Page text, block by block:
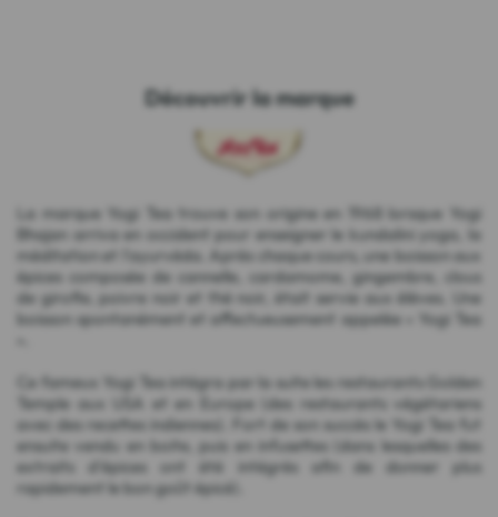
Découvrir la marque
La marque Yogi Tea trouve son origine en 1968 lorsque Yogi
Bhajan arriva en occident pour enseigner le kundalini yoga, la
méditation et l'ayurvéda. Après chaque cours, une boisson aux
épices composée de cannelle, cardamome, gingembre, clous
de girofle, poivre noir et thé noir, était servie aux élèves. Une
boisson spontanément et affectueusement appelée « Yogi Tea
Ce fameux Yogi Tea intégra par la suite les restaurants Golden
Temple aux USA et en Europe (des restaurants végétariens
avec des recettes indiennes). Fort de son succès le Yogi Tea fut
ensuite vendu en boite, puis en infusettes (dans lesquelles des
extraits d'épices ont été intégrés afin de donner plus
rapidement le bon goût épicé).